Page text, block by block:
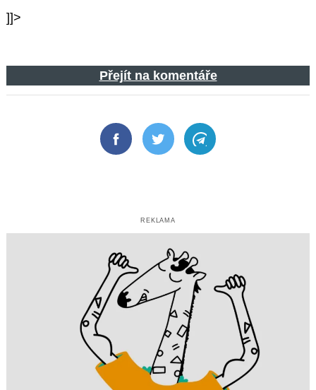
]]>
Přejít na komentáře
FacebookTwitter Telegram
REKLAMA